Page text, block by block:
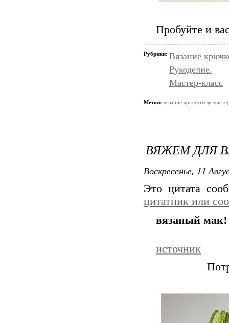
Пробуйте и
Рубрики: Вязание
Рукоделие.
Мастер-класс
Метки: вязание крючком
ВЯЖЕМ ДЛЯ
Воскресенье, 11
Это цитата
цитатник или
вязаный мак!
источник